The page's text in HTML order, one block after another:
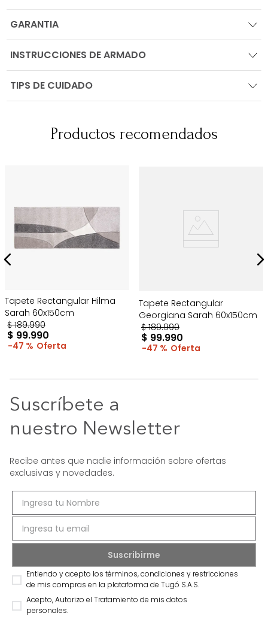
GARANTIA
INSTRUCCIONES DE ARMADO
TIPS DE CUIDADO
Productos recomendados
Tapete Rectangular Hilma
Sarah 60x150cm
$ 189.990
$ 99.990
47 %
Tapete Rectangular
Georgiana Sarah 60x150cm
$ 189.990
$ 99.990
47 %
Suscríbete a
nuestro Newsletter
Recibe antes que nadie información sobre ofertas
exclusivas y novedades.
Entiendo y acepto los términos, condiciones y restricciones
de mis compras en la plataforma de Tugó S.A.S.
Acepto, Autorizo el Tratamiento de mis datos
personales.